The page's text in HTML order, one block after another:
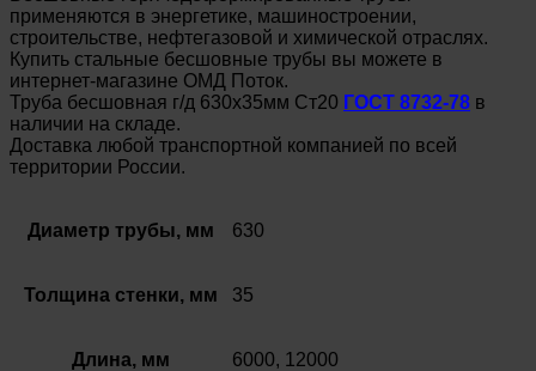
применяются в энергетике, машиностроении,
строительстве, нефтегазовой и химической отраслях.
Купить стальные бесшовные трубы вы можете в
интернет-магазине ОМД Поток.
Труба бесшовная г/д 630х35мм Ст20 ГОСТ 8732-78 в
наличии на складе.
Доставка любой транспортной компанией по всей
территории России.
Диаметр трубы, мм 630
Толщина стенки, мм 35
Длина, мм 6000, 12000